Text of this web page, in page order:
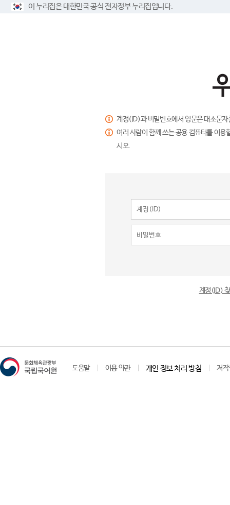
이 누리집은 대한민국 공식 전자정부 누리집입니다.
계정(ID)과 비밀번호에서 영문은 대소문
여러 사람이 함께 쓰는 공용 컴퓨터를 이
시오.
계정(ID)
도움말 이용 약관 개인 정보 처리 방침 저